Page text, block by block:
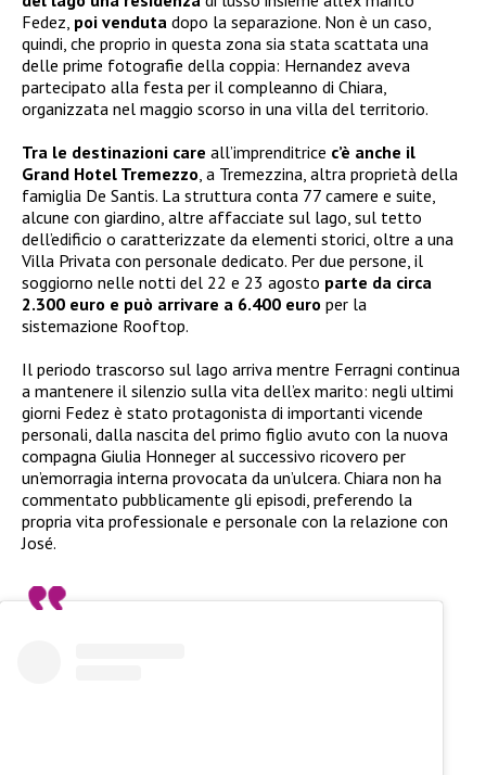
Fedez, poi venduta dopo la separazione. Non è un caso,
quindi, che proprio in questa zona sia stata scattata una
delle prime fotografie della coppia: Hernandez aveva
partecipato alla festa per il compleanno di Chiara,
organizzata nel maggio scorso in una villa del territorio.
Tra le destinazioni care all’imprenditrice c’è anche il
Grand Hotel Tremezzo , a Tremezzina, altra proprietà della
famiglia De Santis. La struttura conta 77 camere e suite,
alcune con giardino, altre affacciate sul lago, sul tetto
dell’edificio o caratterizzate da elementi storici, oltre a una
Villa Privata con personale dedicato. Per due persone, il
soggiorno nelle notti del 22 e 23 agosto parte da circa
2.300 euro e può arrivare a 6.400 euro per la
sistemazione Rooftop.
Il periodo trascorso sul lago arriva mentre Ferragni continua
a mantenere il silenzio sulla vita dell’ex marito: negli ultimi
giorni Fedez è stato protagonista di importanti vicende
personali, dalla nascita del primo figlio avuto con la nuova
compagna Giulia Honneger al successivo ricovero per
un’emorragia interna provocata da un’ulcera. Chiara non ha
commentato pubblicamente gli episodi, preferendo la
propria vita professionale e personale con la relazione con
José.